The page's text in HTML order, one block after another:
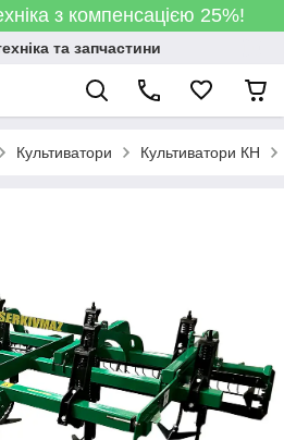
з компенсацією 25%!
та запчастини
Культиватори Культиватори КН